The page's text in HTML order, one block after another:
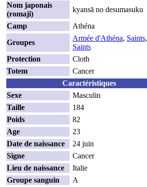
Nom japonais
(romaji)
kyansā no desumasuku
Camp
Athéna
Groupes
Armée d'Athéna, Saints,
Saints
Protection
Cloth
Totem
Cancer
Caractéristiques
Sexe
Masculin
Taille
184
Poids
82
Age
23
Date de naissance
24 juin
Signe
Cancer
Lieu de naissance
Italie
Groupe sanguin
A